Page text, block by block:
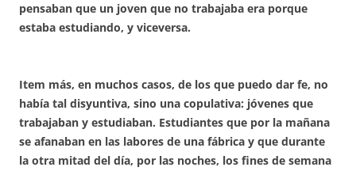
pensaban que un joven que no trabajaba era porque
estaba estudiando, y viceversa.
Item más, en muchos casos, de los que puedo dar fe, no
había tal disyuntiva, sino una copulativa: jóvenes que
trabajaban y estudiaban. Estudiantes que por la mañana
se afanaban en las labores de una fábrica y que durante
la otra mitad del día, por las noches, los fines de semana